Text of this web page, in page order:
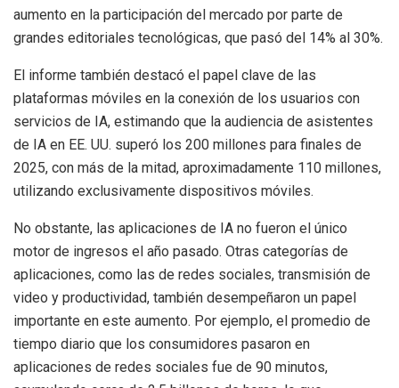
aumento en la participación del mercado por parte de
grandes editoriales tecnológicas, que pasó del 14% al 30%.
El informe también destacó el papel clave de las
plataformas móviles en la conexión de los usuarios con
servicios de IA, estimando que la audiencia de asistentes
de IA en EE. UU. superó los 200 millones para finales de
2025, con más de la mitad, aproximadamente 110 millones,
utilizando exclusivamente dispositivos móviles.
No obstante, las aplicaciones de IA no fueron el único
motor de ingresos el año pasado. Otras categorías de
aplicaciones, como las de redes sociales, transmisión de
video y productividad, también desempeñaron un papel
importante en este aumento. Por ejemplo, el promedio de
tiempo diario que los consumidores pasaron en
aplicaciones de redes sociales fue de 90 minutos,